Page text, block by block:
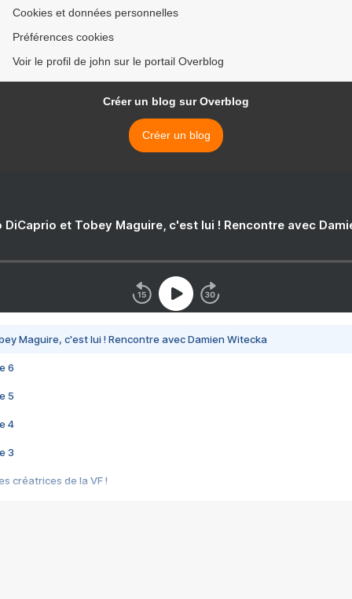
Cookies et données personnelles
Préférences cookies
Voir le profil de john sur le portail Overblog
Créer un blog sur Overblog
Créer un blog
DiCaprio et Tobey Maguire, c'est lui ! Rencontre avec
Maguire, c'est lui ! Rencontre avec Damien Witecka
6
5
4
3
créatrices de la VF !